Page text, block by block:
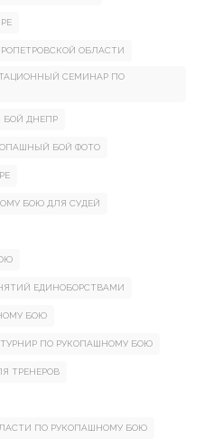
ОБЛАСТИ
СЕМИНАР ПО
ДНЕПР
БОЙ ФОТО
БОЮ ДЛЯ СУДЕЙ
ЕДИНОБОРСТВАМИ
БОЮ
ТУРНИР ПО РУКОПАШНОМУ БОЮ
ТРЕНЕРОВ
ПО РУКОПАШНОМУ БОЮ